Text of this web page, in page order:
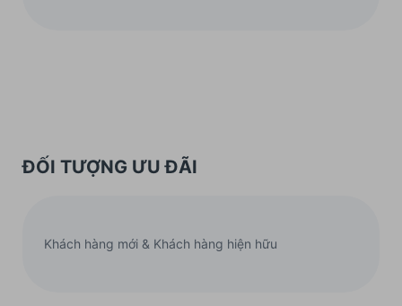
ĐỐI TƯỢNG ƯU ĐÃI
Khách hàng mới & Khách hàng hiện hữu